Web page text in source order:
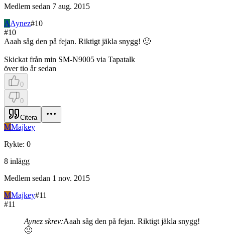
Medlem sedan 7 aug. 2015
AAynez#10
#10
Aaah såg den på fejan. Riktigt jäkla snygg! 🙂
Skickat från min SM-N9005 via Tapatalk
över tio år sedan
0
0
Citera
MMajkey
Rykte: 0
8 inlägg
Medlem sedan 1 nov. 2015
MMajkey#11
#11
Aynez skrev:Aaah såg den på fejan. Riktigt jäkla snygg!
🙂